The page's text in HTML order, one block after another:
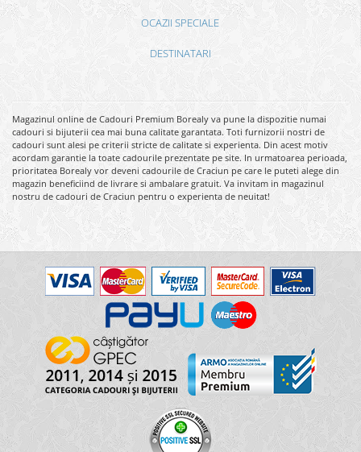
OCAZII SPECIALE
DESTINATARI
Magazinul online de Cadouri Premium Borealy va pune la dispozitie numai
cadouri si bijuterii cea mai buna calitate garantata. Toti furnizorii nostri de
cadouri sunt alesi pe criterii stricte de calitate si experienta. Din acest motiv
acordam garantie la toate cadourile prezentate pe site. In urmatoarea perioada,
prioritatea Borealy vor deveni cadourile de Craciun pe care le puteti alege din
magazin beneficiind de livrare si ambalare gratuit. Va invitam in magazinul
nostru de cadouri de Craciun pentru o experienta de neuitat!